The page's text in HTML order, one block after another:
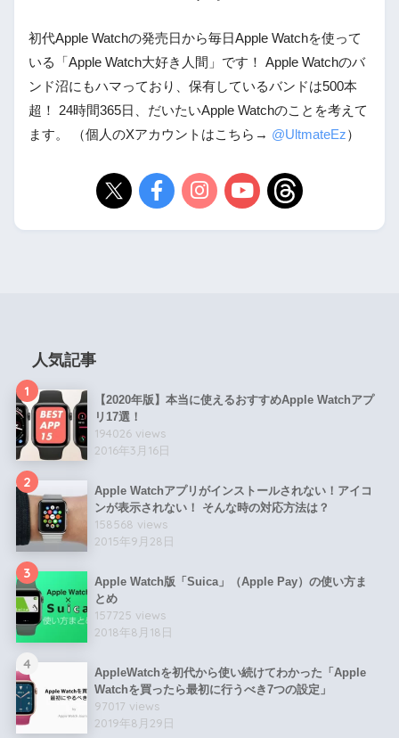
初代Apple Watchの発売日から毎日Apple Watchを使って
いる「Apple Watch大好き人間」です！ Apple Watchのバ
ンド沼にもハマっており、保有しているバンドは500本
超！ 24時間365日、だいたいApple Watchのことを考えて
ます。 （個人のXアカウントはこちら→ @UltmateEz）
人気記事
1
【2020年版】本当に使えるおすすめApple Watchアプ
リ17選！
194026 views
2016年3月16日
2
Apple Watchアプリがインストールされない！アイコ
ンが表示されない！ そんな時の対応方法は？
158568 views
2015年9月28日
3
Apple Watch版「Suica」（Apple Pay）の使い方ま
とめ
157725 views
2018年8月18日
4
AppleWatchを初代から使い続けてわかった「Apple
Watchを買ったら最初に行うべき7つの設定」
97017 views
2019年8月29日